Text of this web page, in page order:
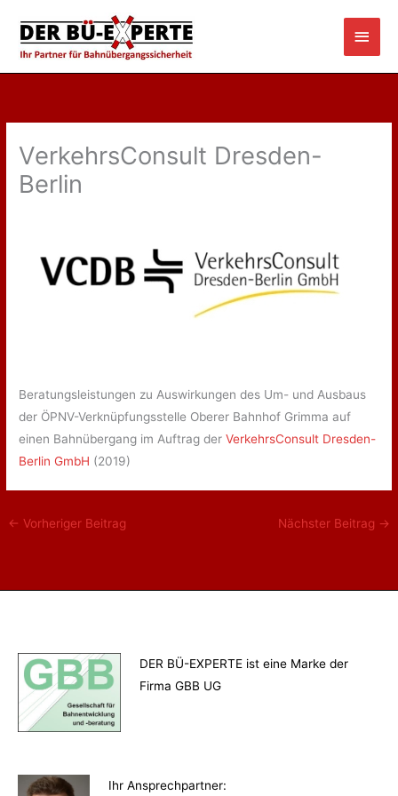
Inhalt
springen
VerkehrsConsult Dresden-
Berlin
Beratungsleistungen zu Auswirkungen des Um- und Ausbaus
der ÖPNV-Verknüpfungsstelle Oberer Bahnhof Grimma auf
einen Bahnübergang im Auftrag derVerkehrsConsult Dresden-
Berlin GmbH (2019)
← Vorheriger Beitrag Nächster Beitrag →
DER BÜ-EXPERTE ist eine Marke der
Firma GBB UG
Ihr Ansprechpartner: